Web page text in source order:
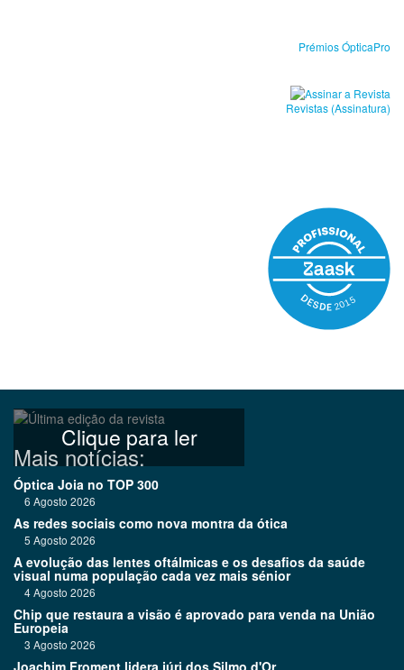
Prémios ÓpticaPro
Revistas (Assinatura)
Clique para ler
Mais notícias:
Óptica Joia no TOP 300
6 Agosto 2026
As redes sociais como nova montra da ótica
5 Agosto 2026
A evolução das lentes oftálmicas e os desafios da saúde
visual numa população cada vez mais sénior
4 Agosto 2026
Chip que restaura a visão é aprovado para venda na União
Europeia
3 Agosto 2026